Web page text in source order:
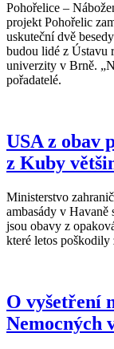
Pohořelice –
projekt Pohořelic
uskuteční dvě
budou lidé z
univerzity v Brně.
pořadatelé.
USA z obav
z Kuby
Ministerstvo
ambasády v Havaně
jsou obavy z
které letos
O vyšetření
Nemocných